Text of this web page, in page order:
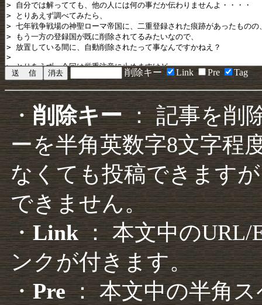
削除キー Link Pre Tag
・削除キー： 記事を削
ーを半角英数字8文字程
なくても投稿できます
できません。
・Link： 本文中のURL/
ンクが付きます。
・Pre： 本文中の半角